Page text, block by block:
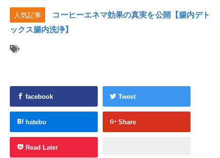
人気記事
コーヒーエネマ効果の真実を公開【腸内デト
ックス腸内洗浄】
facebook Tweet
hatebu Share
Read Later